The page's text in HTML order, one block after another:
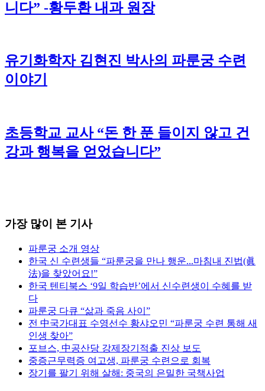
니다” -황두환 내과 원장
유기화학자 김현진 박사의 파룬궁 수련
이야기
초등학교 교사 “돈 한 푼 들이지 않고 건
강과 행복을 얻었습니다”
가장 많이 본 기사
파룬궁 소개 영상
한국 신 수련생들 “파룬궁을 만나 행운...마침내 진법(眞
法)을 찾았어요!”
한국 텐티북스 ‘9일 학습반’에서 신수련생이 수혜를 받
다
파룬궁 다큐 “삶과 죽음 사이”
전 中국가대표 수영선수 황샤오민 “파룬궁 수련 통해 새
인생 찾아”
포브스, 中공산당 강제장기적출 진상 보도
중증근무력증 여고생, 파룬궁 수련으로 회복
장기를 팔기 위해 살해: 중국의 은밀한 국책사업